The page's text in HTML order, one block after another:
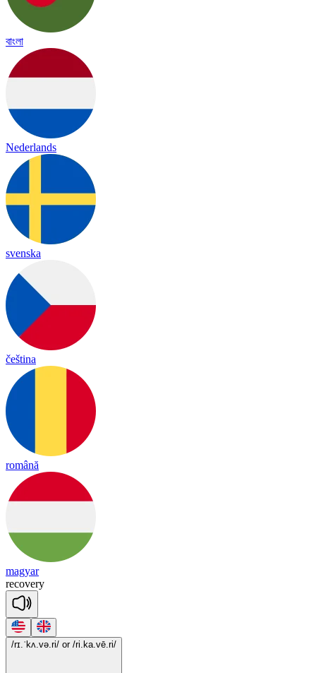
বাংলা
Nederlands
svenska
čeština
română
magyar
recovery
/rɪ.ˈkʌ.və.ri/ or /ri.ka.vē.ri/